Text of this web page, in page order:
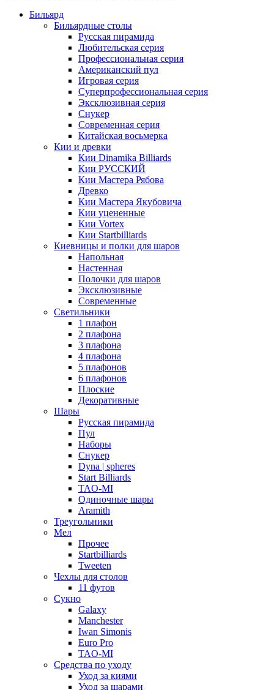
Бильярд
Бильярдные столы
Русская пирамида
Любительская серия
Профессиональная серия
Американский пул
Игровая серия
Суперпрофессиональная серия
Эксклюзивная серия
Снукер
Современная серия
Китайская восьмерка
Кии и древки
Кии Dinamika Billiards
Кии РУССКИЙ
Кии Мастера Рябова
Древко
Кии Мастера Якубовича
Кии уцененные
Кии Vortex
Кии Startbilliards
Киевницы и полки для шаров
Напольная
Настенная
Полочки для шаров
Эксклюзивные
Современные
Светильники
1 плафон
2 плафона
3 плафона
4 плафона
5 плафонов
6 плафонов
Плоские
Декоративные
Шары
Русская пирамида
Пул
Наборы
Снукер
Dyna | spheres
Start Billiards
TAO-MI
Одиночные шары
Aramith
Треугольники
Мел
Прочее
Startbilliards
Tweeten
Чехлы для столов
11 футов
Сукно
Galaxy
Manchester
Iwan Simonis
Euro Pro
TAO-MI
Средства по уходу
Уход за киями
Уход за шарами